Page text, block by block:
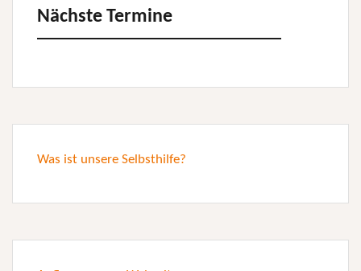
Nächste Termine
Was ist unsere Selbsthilfe?